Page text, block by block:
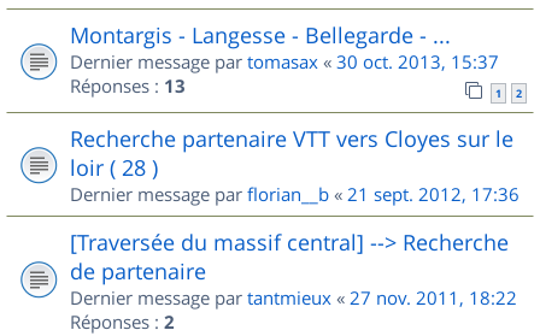
Montargis - Langesse - Bellegarde - ...
Dernier message par tomasax « 30 oct. 2013, 15:37
Réponses : 13 1 2
Recherche partenaire VTT vers Cloyes sur le
loir ( 28 )
Dernier message par florian__b « 21 sept. 2012, 17:36
[Traversée du massif central] --> Recherche
de partenaire
Dernier message par tantmieux « 27 nov. 2011, 18:22
Réponses : 2